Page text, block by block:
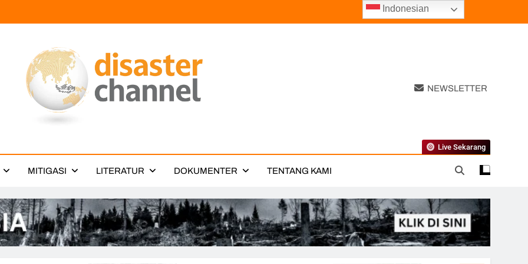
Channel
NEWSLETTER
MITIGASI LITERATUR DOKUMENTER TENTANG KAMI
Live Sekarang
Indonesian